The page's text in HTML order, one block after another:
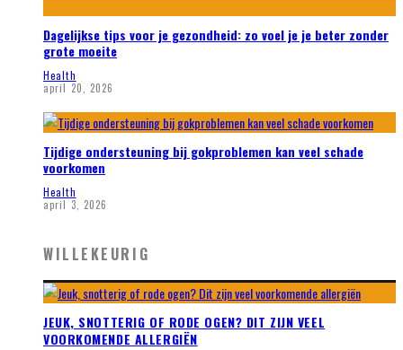
Dagelijkse tips voor je gezondheid: zo voel je je beter zonder
grote moeite
Health
april 20, 2026
Tijdige ondersteuning bij gokproblemen kan veel schade
voorkomen
Health
april 3, 2026
WILLEKEURIG
JEUK, SNOTTERIG OF RODE OGEN? DIT ZIJN VEEL
VOORKOMENDE ALLERGIËN